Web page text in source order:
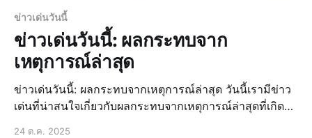
ข่าวเด่นวันนี้
ข่าวเด่นวันนี้: ผลกระทบจาก
เหตุการณ์ล่าสุด
ข่าวเด่นวันนี้: ผลกระทบจากเหตุการณ์ล่าสุด วันนี้เรามีข่าว
เด่นที่น่าสนใจเกี่ยวกับผลกระทบจากเหตุการณ์ล่าสุดที่เกิด
24 ต.ค. 2025